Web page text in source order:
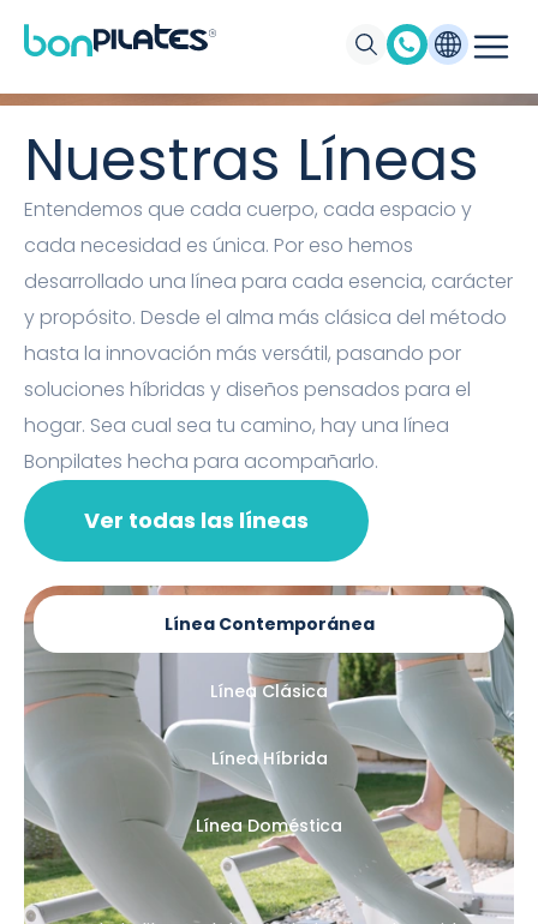
Máquinas de Pilates, Pilates suelo y
accesorios Bonpilates
Nuestras Líneas
Entendemos que cada cuerpo, cada espacio y
cada necesidad es única. Por eso hemos
desarrollado una línea para cada esencia, carácter
y propósito. Desde el alma más clásica del método
hasta la innovación más versátil, pasando por
soluciones híbridas y diseños pensados para el
hogar. Sea cual sea tu camino, hay una línea
Bonpilates hecha para acompañarlo.
Ver todas las líneas
Línea Contemporánea
Línea Clásica
Línea Híbrida
Línea Doméstica